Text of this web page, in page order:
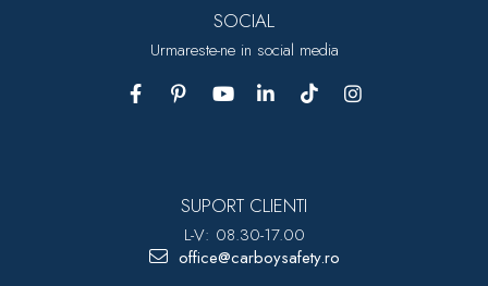
SOCIAL
Urmareste-ne in social media
SUPORT CLIENTI
L-V: 08.30-17.00
office@carboysafety.ro